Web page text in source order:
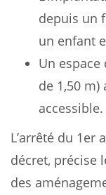
depuis un
un enfant
Un
de 1,50
accessible.
L’arrêté du 1er
décret, précise
des